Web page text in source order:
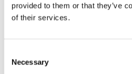
provided to them or that they’ve
of their services.
Selection
Necessary
Försäkringar